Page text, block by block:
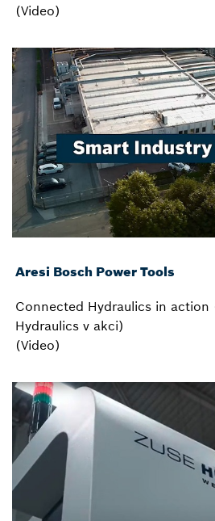
(Video)
Aresi Bosch Power Tools
Connected Hydraulics in action
Hydraulics v akci)
(Video)